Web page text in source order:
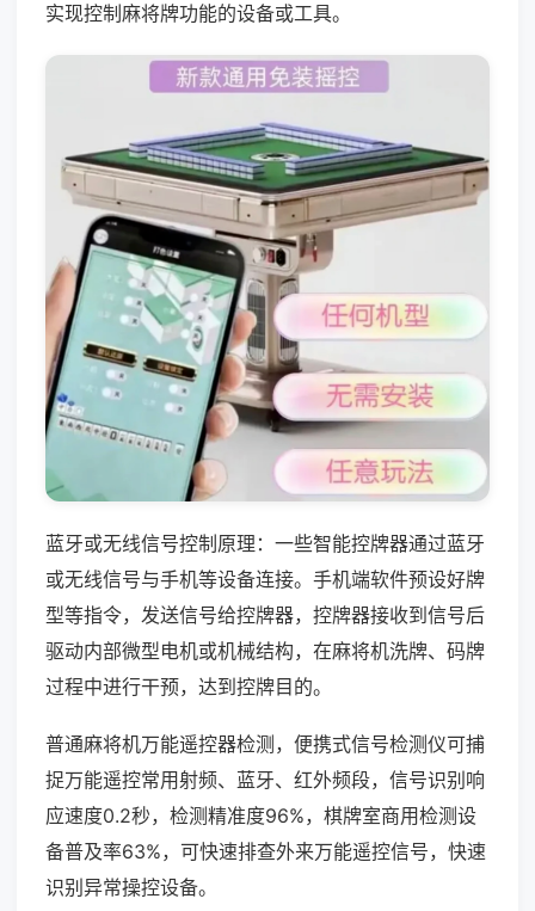
实现控制麻将牌功能的设备或工具。
蓝牙或无线信号控制原理：一些智能控牌器通过蓝牙
或无线信号与手机等设备连接。手机端软件预设好牌
型等指令，发送信号给控牌器，控牌器接收到信号后
驱动内部微型电机或机械结构，在麻将机洗牌、码牌
过程中进行干预，达到控牌目的。
普通麻将机万能遥控器检测，便携式信号检测仪可捕
捉万能遥控常用射频、蓝牙、红外频段，信号识别响
应速度0.2秒，检测精准度96%，棋牌室商用检测设
备普及率63%，可快速排查外来万能遥控信号，快速
识别异常操控设备。